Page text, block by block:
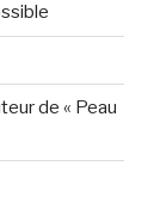
de « Peau